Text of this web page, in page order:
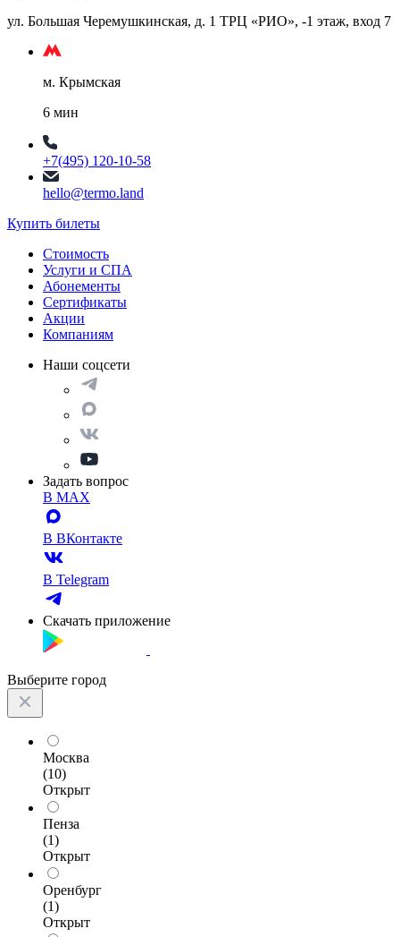
ул. Большая Черемушкинская, д. 1 ТРЦ «РИО», -1 этаж, вход 7
м. Крымская
6 мин
+7(495) 120-10-58
hello@termo.land
Купить билеты
Стоимость
Услуги и СПА
Абонементы
Сертификаты
Акции
Компаниям
Наши соцсети
Задать вопрос
В MAX
В ВКонтакте
В Telegram
Скачать приложение
Выберите город
Москва
(10)
Открыт
Пенза
(1)
Открыт
Оренбург
(1)
Открыт